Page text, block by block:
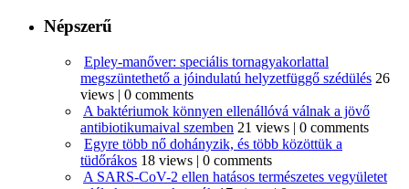
Népszerű
Epley-manőver: speciális tornagyakorlattal
megszüntethető a jóindulatú helyzetfüggő szédülés 26
views | 0 comments
A baktériumok könnyen ellenállóvá válnak a jövő
antibiotikumaival szemben 21 views | 0 comments
Egyre több nő dohányzik, és több közöttük a
tüdőrákos 18 views | 0 comments
A SARS-CoV-2 ellen hatásos természetes vegyületet